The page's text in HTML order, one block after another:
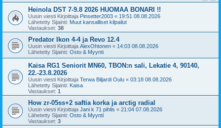
Heinola DST 7-9.8 2026 HUOMAA BONARI !!
Uusin viesti Kirjoittaja Pinsetter2003 « 19:51 08.08.2026
Lähetetty Sijainti: Muut kansalliset kilpailut
Vastaukset: 38
Predator Ikon 4-4 ja Revo 12.4
Uusin viesti Kirjoittaja AlexOhtonen « 14:03 08.08.2026
Lähetetty Sijainti: Osto & Myynti
Kaisa RG1 Seniorit MN60, TBON:n sali, Lekatie 4, 90140,
22.-23.8.2026
Uusin viesti Kirjoittaja Terwa Biljardi Oulu « 03:18 08.08.2026
Lähetetty Sijainti: Kaisa
Vastaukset: 1
How zr-05ss+2 saftia korka ja arctig radial
Uusin viesti Kirjoittaja Jani k 71 pihlis « 21:04 07.08.2026
Lähetetty Sijainti: Osto & Myynti
Vastaukset: 3